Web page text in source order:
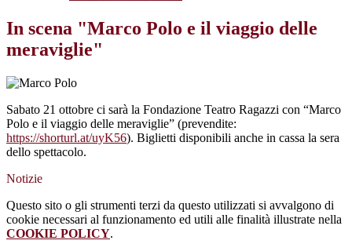
In scena "Marco Polo e il viaggio delle
meraviglie"
Sabato 21 ottobre ci sarà la Fondazione Teatro Ragazzi con “Marco
Polo e il viaggio delle meraviglie” (prevendite:
https://shorturl.at/uyK56). Biglietti disponibili anche in cassa la sera
dello spettacolo.
Notizie
Questo sito o gli strumenti terzi da questo utilizzati si avvalgono di
cookie necessari al funzionamento ed utili alle finalità illustrate nella
COOKIE POLICY.